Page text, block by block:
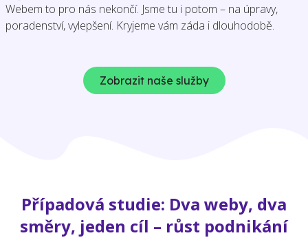
Webem to pro nás nekončí. Jsme tu i potom – na úpravy,
poradenství, vylepšení. Kryjeme vám záda i dlouhodobě.
Zobrazit naše služby
Případová studie: Dva weby, dva
směry, jeden cíl – růst podnikání